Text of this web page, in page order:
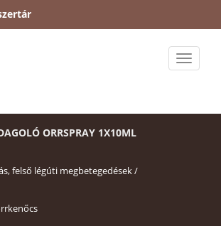
Toggle
ORRSPRAY 1X10ML
felső légúti megbetegedések /